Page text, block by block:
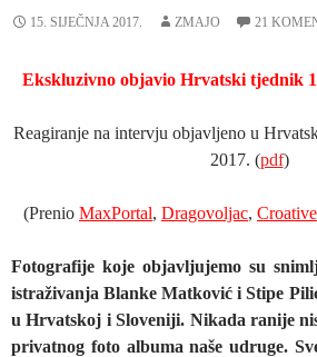
15. SIJEČNJA 2017. ZMAJO 21
Ekskluzivno objavio Hrvatski tjednik
Reagiranje na intervju objavljeno u
2017. (pdf)
(Prenio MaxPortal, Dragovoljac, Croative
Fotografije koje objavljujemo su
istraživanja Blanke Matković i Stipe
u Hrvatskoj i Sloveniji. Nikada ranije
privatnog foto albuma naše udruge.